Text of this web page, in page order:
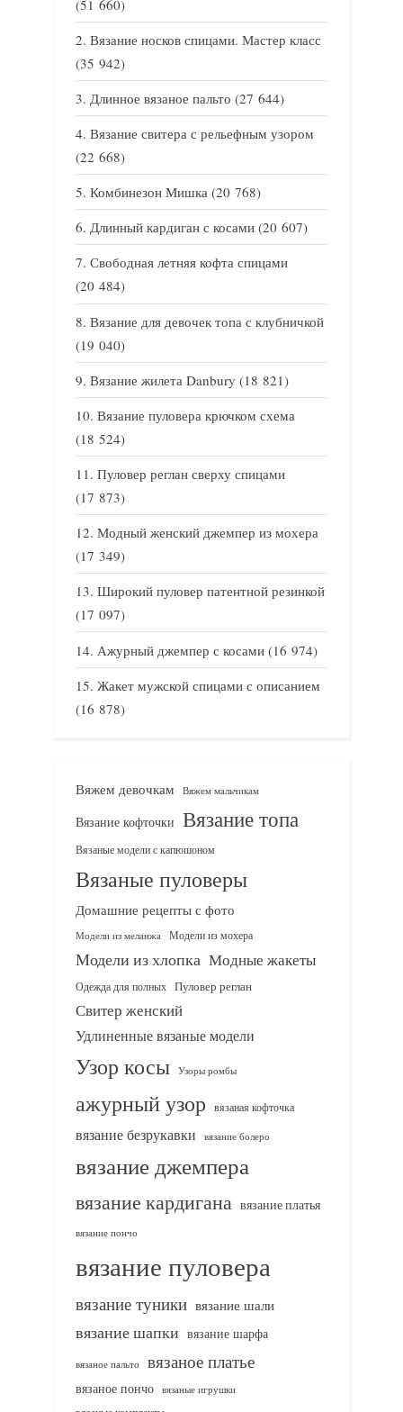
(51 660)
Вязание носков спицами. Мастер класс
(35 942)
Длинное вязаное пальто (27 644)
Вязание свитера с рельефным узором
(22 668)
Комбинезон Мишка (20 768)
Длинный кардиган с косами (20 607)
Свободная летняя кофта спицами
(20 484)
Вязание для девочек топа с клубничкой
(19 040)
Вязание жилета Danbury (18 821)
Вязание пуловера крючком схема
(18 524)
Пуловер реглан сверху спицами
(17 873)
Модный женский джемпер из мохера
(17 349)
Широкий пуловер патентной резинкой
(17 097)
Ажурный джемпер с косами (16 974)
Жакет мужской спицами с описанием
(16 878)
Вяжем девочкам Вяжем мальчикам
Вязание кофточки Вязание топа
Вязаные модели с капюшоном
Вязаные пуловеры
Домашние рецепты с фото
Модели из меланжа Модели из мохера
Модели из хлопка Модные жакеты
Одежда для полных Пуловер реглан
Свитер женский
Удлиненные вязаные модели
Узор косы Узоры ромбы
ажурный узор вязаная кофточка
вязание безрукавки вязание болеро
вязание джемпера
вязание кардигана вязание платья
вязание пончо
вязание пуловера
вязание туники вязание шали
вязание шапки вязание шарфа
вязаное пальто вязаное платье
вязаное пончо вязаные игрушки